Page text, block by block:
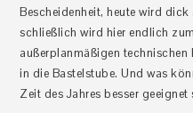
Bescheidenheit, heute wird
schließlich wird hier endlich
außerplanmäßigen
in die Bastelstube. Und was
Zeit des Jahres besser